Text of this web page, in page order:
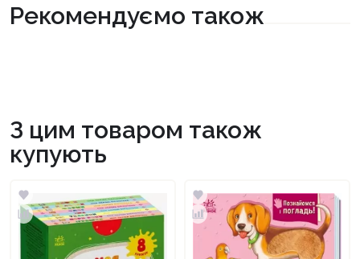
Рекомендуємо також
З цим товаром також
купують